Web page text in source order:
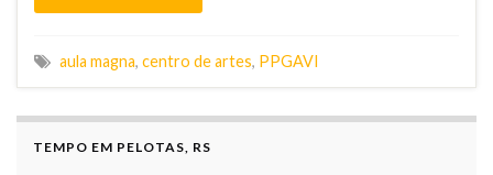
aula magna, centro de artes, PPGAVI
TEMPO EM PELOTAS, RS